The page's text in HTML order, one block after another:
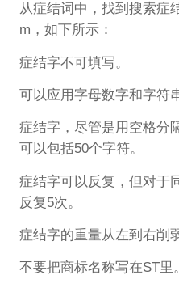
从症结词中，找到搜索症
m，如下所示：
症结字不可填写。
可以应用字母数字和字符
症结字，尽管是用空格分
可以包括50个字符。
症结字可以反复，但对于
反复5次。
症结字的重量从左到右削
不要把商标名称写在ST里。